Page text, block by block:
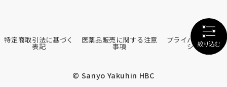
特定商取引法に基づく
表記
医薬品販売に関する注意
事項
プライバシーポリ
シー
© Sanyo Yakuhin HBC